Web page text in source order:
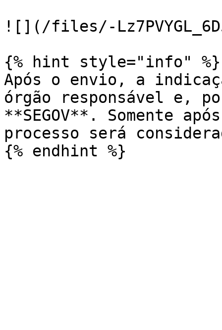
![](/files/-
{% hint style="info" %}
Após o envio, a
órgão responsável e,
**SEGOV**. Somente
processo será